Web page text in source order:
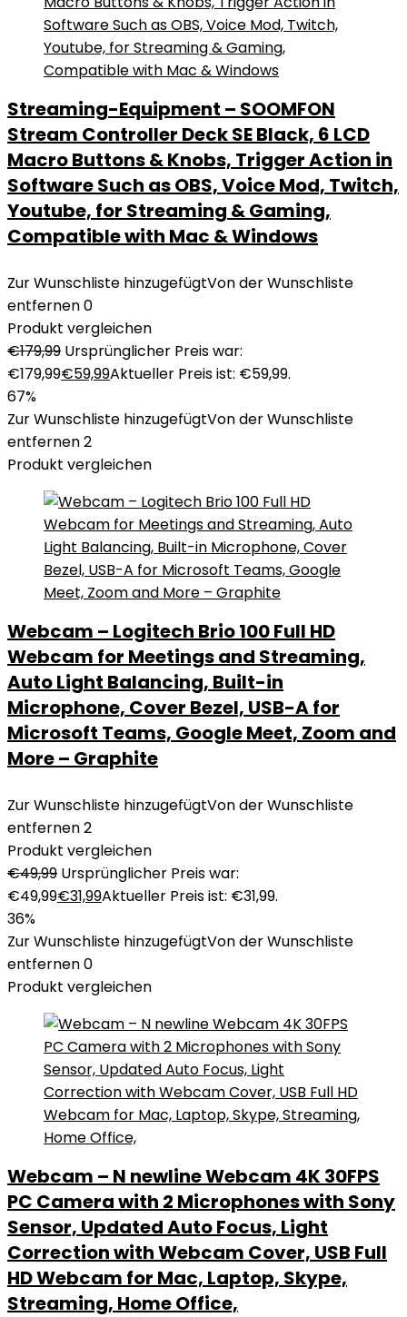
Streaming-Equipment – SOOMFON
Stream Controller Deck SE Black, 6 LCD
Macro Buttons & Knobs, Trigger Action in
Software Such as OBS, Voice Mod, Twitch,
Youtube, for Streaming & Gaming,
Compatible with Mac & Windows
Zur Wunschliste hinzugefügtVon der Wunschliste
entfernen0
Produkt vergleichen
€179,99 Ursprünglicher Preis war:
€179,99€59,99Aktueller Preis ist: €59,99.
67%
Zur Wunschliste hinzugefügtVon der Wunschliste
entfernen2
Produkt vergleichen
Webcam – Logitech Brio 100 Full HD
Webcam for Meetings and Streaming,
Auto Light Balancing, Built-in
Microphone, Cover Bezel, USB-A for
Microsoft Teams, Google Meet, Zoom and
More – Graphite
Zur Wunschliste hinzugefügtVon der Wunschliste
entfernen2
Produkt vergleichen
€49,99 Ursprünglicher Preis war:
€49,99€31,99Aktueller Preis ist: €31,99.
36%
Zur Wunschliste hinzugefügtVon der Wunschliste
entfernen0
Produkt vergleichen
Webcam – N newline Webcam 4K 30FPS
PC Camera with 2 Microphones with Sony
Sensor, Updated Auto Focus, Light
Correction with Webcam Cover, USB Full
HD Webcam for Mac, Laptop, Skype,
Streaming, Home Office,